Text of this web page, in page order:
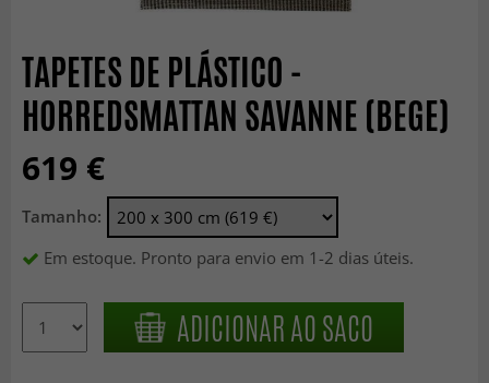
TAPETES DE PLÁSTICO -
HORREDSMATTAN SAVANNE (BEGE)
619 €
Tamanho:
Em estoque. Pronto para envio em 1-2 dias úteis.
ADICIONAR AO SACO